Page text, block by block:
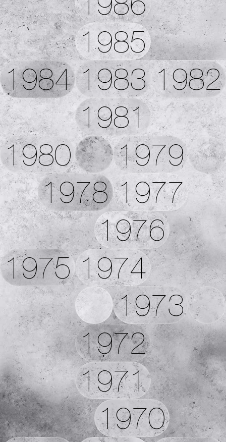
1985
1984 1983 1982
1981
1980
1979
1978 1977
1976
1975 1974
1973
1972
1971
1970